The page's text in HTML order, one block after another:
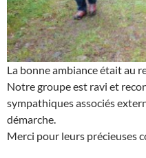
La bonne
Notre groupe est ravi et
sympathiques associés
Merci pour leurs précieuses